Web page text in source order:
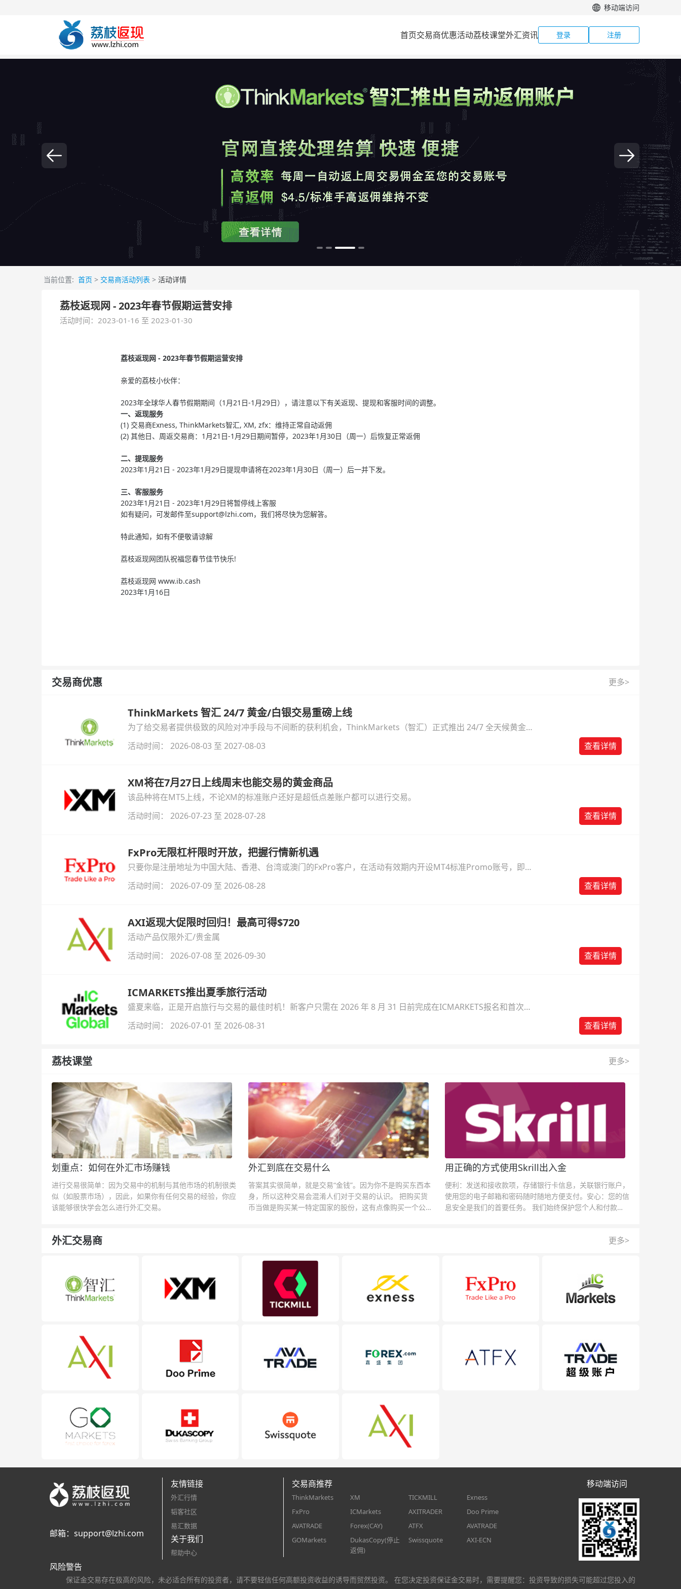
移动端访问
首页交易商优惠活动荔枝课堂外汇资讯 登录 注册
当前位置: 首页 > 交易商活动列表 > 活动详情
荔枝返现网 - 2023年春节假期运营安排
活动时间：2023-01-16 至 2023-01-30
荔枝返现网 - 2023年春节假期运营安排
亲爱的荔枝小伙伴：
2023年全球华人春节假期期间（1月21日-1月29日），请注意以下有关返现、提现和客服时间的调整。
一、返现服务
(1) 交易商Exness, ThinkMarkets智汇, XM, zfx：维持正常自动返佣
(2) 其他日、周返交易商：1月21日-1月29日期间暂停，2023年1月30日（周一）后恢复正常返佣
二、提现服务
2023年1月21日 - 2023年1月29日提现申请将在2023年1月30日（周一）后一并下发。
三、客服服务
2023年1月21日 - 2023年1月29日将暂停线上客服
如有疑问，可发邮件至support@lzhi.com，我们将尽快为您解答。
特此通知，如有不便敬请谅解
荔枝返现网团队祝福您春节佳节快乐!
荔枝返现网 www.ib.cash
2023年1月16日
交易商优惠 更多>
ThinkMarkets 智汇 24/7 黄金/白银交易重磅上线
为了给交易者提供极致的风险对冲手段与不间断的获利机会，ThinkMarkets（智汇）正式推出 24/7 全天候黄金
与白银交易！本文将为您详细拆解本次升级的核心交易品种、杠杆配置、支持软件及交易细则。
活动时间： 2026-08-03 至 2027-08-03 查看详情
XM将在7月27日上线周末也能交易的黄金商品
该品种将在MT5上线，不论XM的标准账户还好是超低点差账户都可以进行交易。
活动时间： 2026-07-23 至 2028-07-28
查看详情
FxPro无限杠杆限时开放，把握行情新机遇
只要你是注册地址为中国大陆、香港、台湾或澳门的FxPro客户，在活动有效期内开设MT4标准Promo账号，即可
自动解锁无限倍杠杆福利，无需额外复杂操作。
活动时间： 2026-07-09 至 2026-08-28 查看详情
AXI返现大促限时回归！最高可得$720
活动产品仅限外汇/贵金属
活动时间： 2026-07-08 至 2026-09-30
查看详情
ICMARKETS推出夏季旅行活动
盛夏来临，正是开启旅行与交易的最佳时机！新客户只需在 2026 年 8 月 31 日前完成在ICMARKETS报名和首次入
金即可参与！
活动时间： 2026-07-01 至 2026-08-31 查看详情
荔枝课堂 更多>
划重点：如何在外汇市场赚钱
进行交易很简单：因为交易中的机制与其他市场的机制很类
似（如股票市场），因此，如果你有任何交易的经验，你应
该能够很快学会怎么进行外汇交易。
外汇到底在交易什么
答案其实很简单，就是交易“金钱”。因为你不是购买东西本
身，所以这种交易会混淆人们对于交易的认识。 把购买货
币当做是购买某一特定国家的股份，这有点像购买一个公司
用正确的方式使用Skrill出入金
便利：发送和接收款项，存储银行卡信息，关联银行账户，
使用您的电子邮箱和密码随时随地方便支付。安心：您的信
息安全是我们的首要任务。 我们始终保护您个人和付款信
外汇交易商 更多>
邮箱： support@lzhi.com
友情链接
外汇行情
韬客社区
易汇数据
关于我们
帮助中心
交易商推荐
ThinkMarkets XM TICKMILL
Exness
FxPro
ICMarkets AXITRADER
Doo Prime
AVATRADE
Forex(CAY) ATFX
AVATRADE
GOMarkets
DukasCopy(停止
返佣)
Swissquote AXI-ECN
移动端访问
风险警告
保证金交易存在极高的风险，未必适合所有的投资者，请不要轻信任何高额投资收益的诱导而贸然投资。 在您决定投资保证金交易时，需要提醒您：投资导致的损失可能超过您投入的